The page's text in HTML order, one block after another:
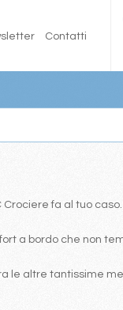
Contatti
fa al tuo caso.
a bordo che non
le altre tantissime